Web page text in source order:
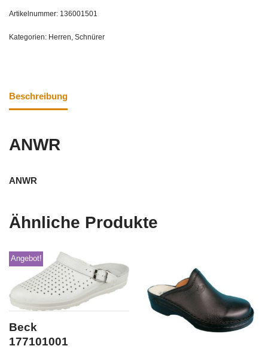
Artikelnummer: 136001501
Kategorien: Herren Schnürer
Beschreibung
ANWR
ANWR
Ähnliche Produkte
Angebot!
Beck
177101001